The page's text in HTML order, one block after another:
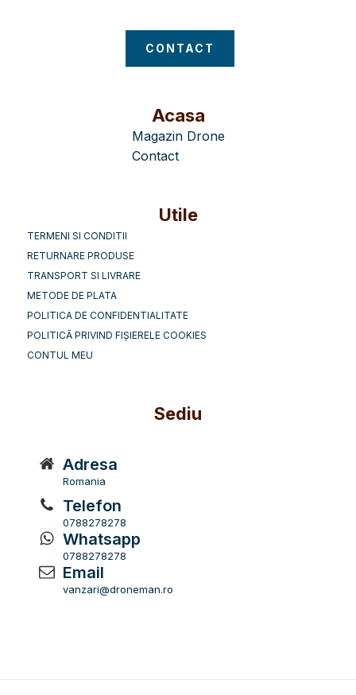
CONTACT
Acasa
Magazin Drone
Contact
Utile
TERMENI SI CONDITII
RETURNARE PRODUSE
TRANSPORT SI LIVRARE
METODE DE PLATA
POLITICA DE CONFIDENTIALITATE
POLITICĂ PRIVIND FIȘIERELE COOKIES
CONTUL MEU
Sediu
Adresa
Romania
Telefon
0788278278
Whatsapp
0788278278
Email
vanzari@droneman.ro